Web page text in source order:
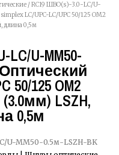
/ RC19 ШВО(s)-3.0-LC/U-
LC/UPC-LC/UPC 50/125 OM2
длина 0,5м
U-MM50-
50/125 OM2
LSZH,
0,5м
U-MM50-0.5м-LSZH-BK